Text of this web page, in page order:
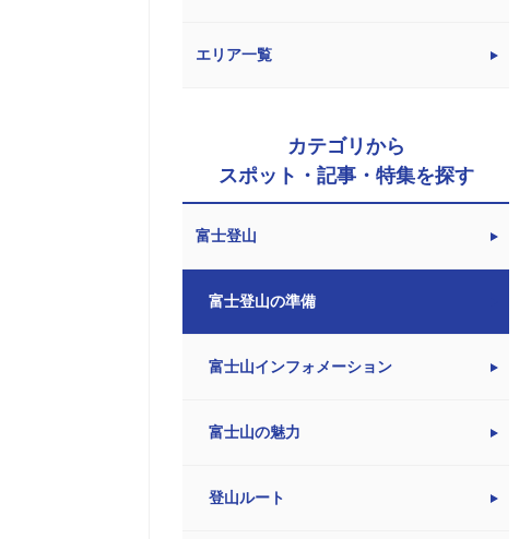
エリア一覧
カテゴリから
スポット・記事・特集を探す
富士登山
富士登山の準備
富士山インフォメーション
富士山の魅力
登山ルート